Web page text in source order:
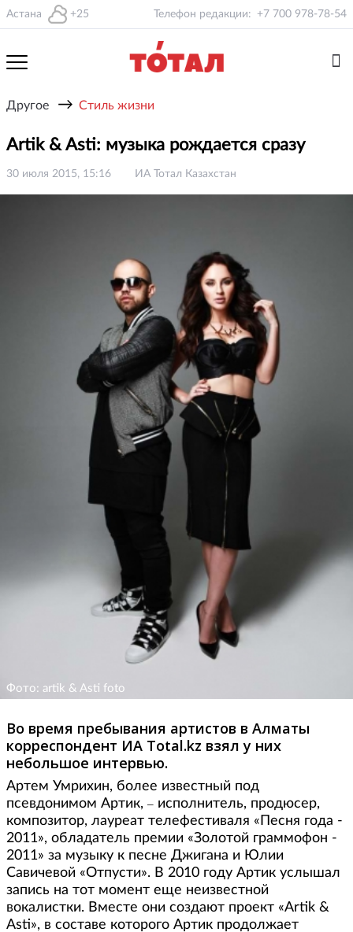
Астана +25 Телефон редакции: +7 700 978-78-54
Другое → Стиль жизни
Artik & Asti: музыка рождается сразу
30 июля 2015, 15:16 ИА Тотал Казахстан
Фото: artik & Asti foto
Во время пребывания артистов в Алматы
корреспондент ИА Total.kz взял у них
небольшое интервью.
Артем Умрихин, более известный под
псевдонимом Артик, – исполнитель, продюсер,
композитор, лауреат телефестиваля «Песня года -
2011», обладатель премии «Золотой граммофон -
2011» за музыку к песне Джигана и Юлии
Савичевой «Отпусти». В 2010 году Артик услышал
запись на тот момент еще неизвестной
вокалистки. Вместе они создают проект «Artik &
Asti», в составе которого Артик продолжает